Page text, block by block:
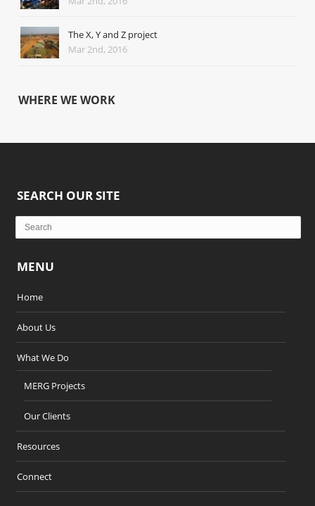
The X, Y and Z project
Mar 2nd, 2016
WHERE WE WORK
SEARCH OUR SITE
MENU
Home
About Us
What We Do
MERG Projects
Our Clients
Resources
Connect